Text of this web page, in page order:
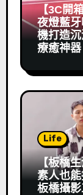
【3C開
夜燈藍
機打造
療癒神器
Life
【板橋
素人也
板橋攝